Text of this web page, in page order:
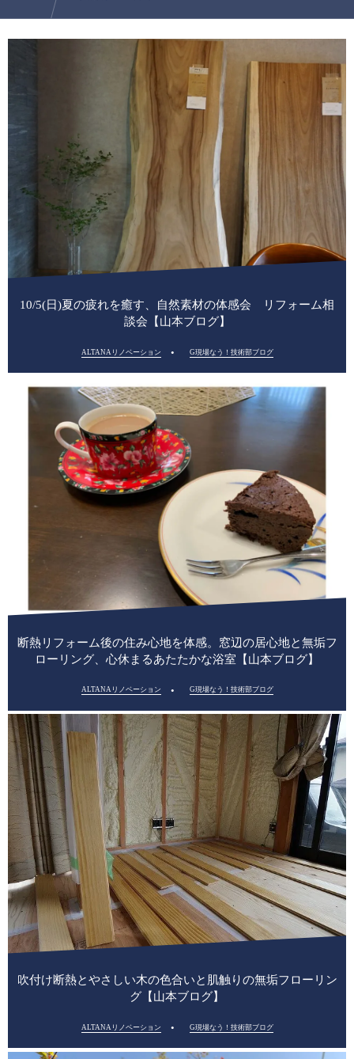
10/5(日)夏の疲れを癒す、自然素材の体感会 リフォーム相
談会【山本ブログ】
ALTANAリノベーション G現場なう！技術部ブログ
断熱リフォーム後の住み心地を体感。窓辺の居心地と無垢フ
ローリング、心休まるあたたかな浴室【山本ブログ】
ALTANAリノベーション G現場なう！技術部ブログ
吹付け断熱とやさしい木の色合いと肌触りの無垢フローリン
グ【山本ブログ】
ALTANAリノベーション G現場なう！技術部ブログ